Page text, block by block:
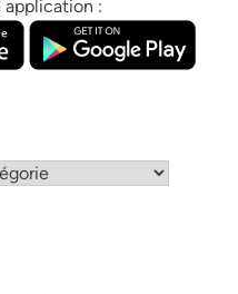
application :